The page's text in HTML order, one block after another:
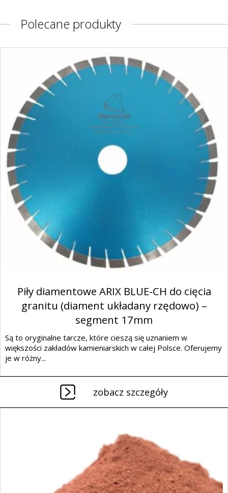
Polecane produkty
Piły diamentowe ARIX BLUE-CH do cięcia
granitu (diament układany rzędowo) –
segment 17mm
Są to oryginalne tarcze, które cieszą się uznaniem w
większości zakładów kamieniarskich w całej Polsce. Oferujemy
je w różny...
zobacz szczegóły